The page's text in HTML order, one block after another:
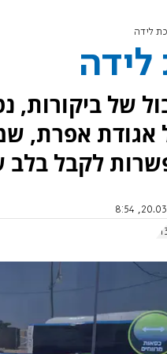
לידה
של
אגודת אפרת,
לקבל